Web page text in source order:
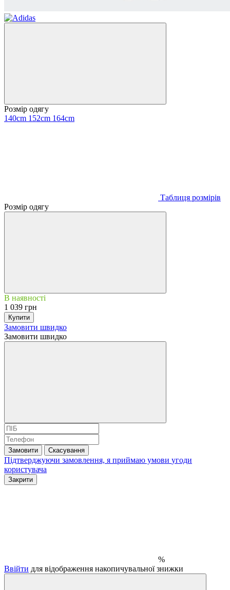
Розмір одягу
140cm 152cm 164cm
Таблиця розмірів
Розмір одягу
В наявності
1 039 грн
Купити
Замовити швидко
Замовити швидко
Замовити Скасування
Підтверджуючи замовлення, я приймаю умови угоди
користувача
Закрити
%
Ввійти для відображення накопичувальної знижки